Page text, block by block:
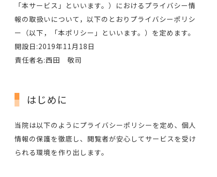
「本サービス」といいます。）におけるプライバシー情
報の取扱いについて，以下のとおりプライバシーポリシ
ー（以下，「本ポリシー」といいます。）を定めます。
開設日:2019年11月18日
責任者名:西田 敬司
はじめに
当院は以下のようにプライバシーポリシーを定め、個人
情報の保護を徹底し、閲覧者が安心してサービスを受け
られる環境を作り出します。